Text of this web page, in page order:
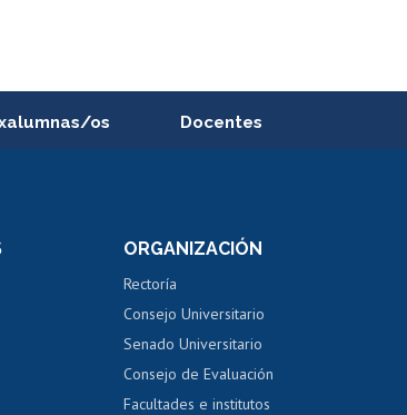
os
de notas
alumnos
exalumnos
y grados
Docentes
Perfeccionamiento
Evaluación docente
Calificación académica
Postulación al AUCAI
ORGANIZACIÓN
Rectoría
Consejo Universitario
Senado Universitario
Consejo de Evaluación
Facultades e institutos